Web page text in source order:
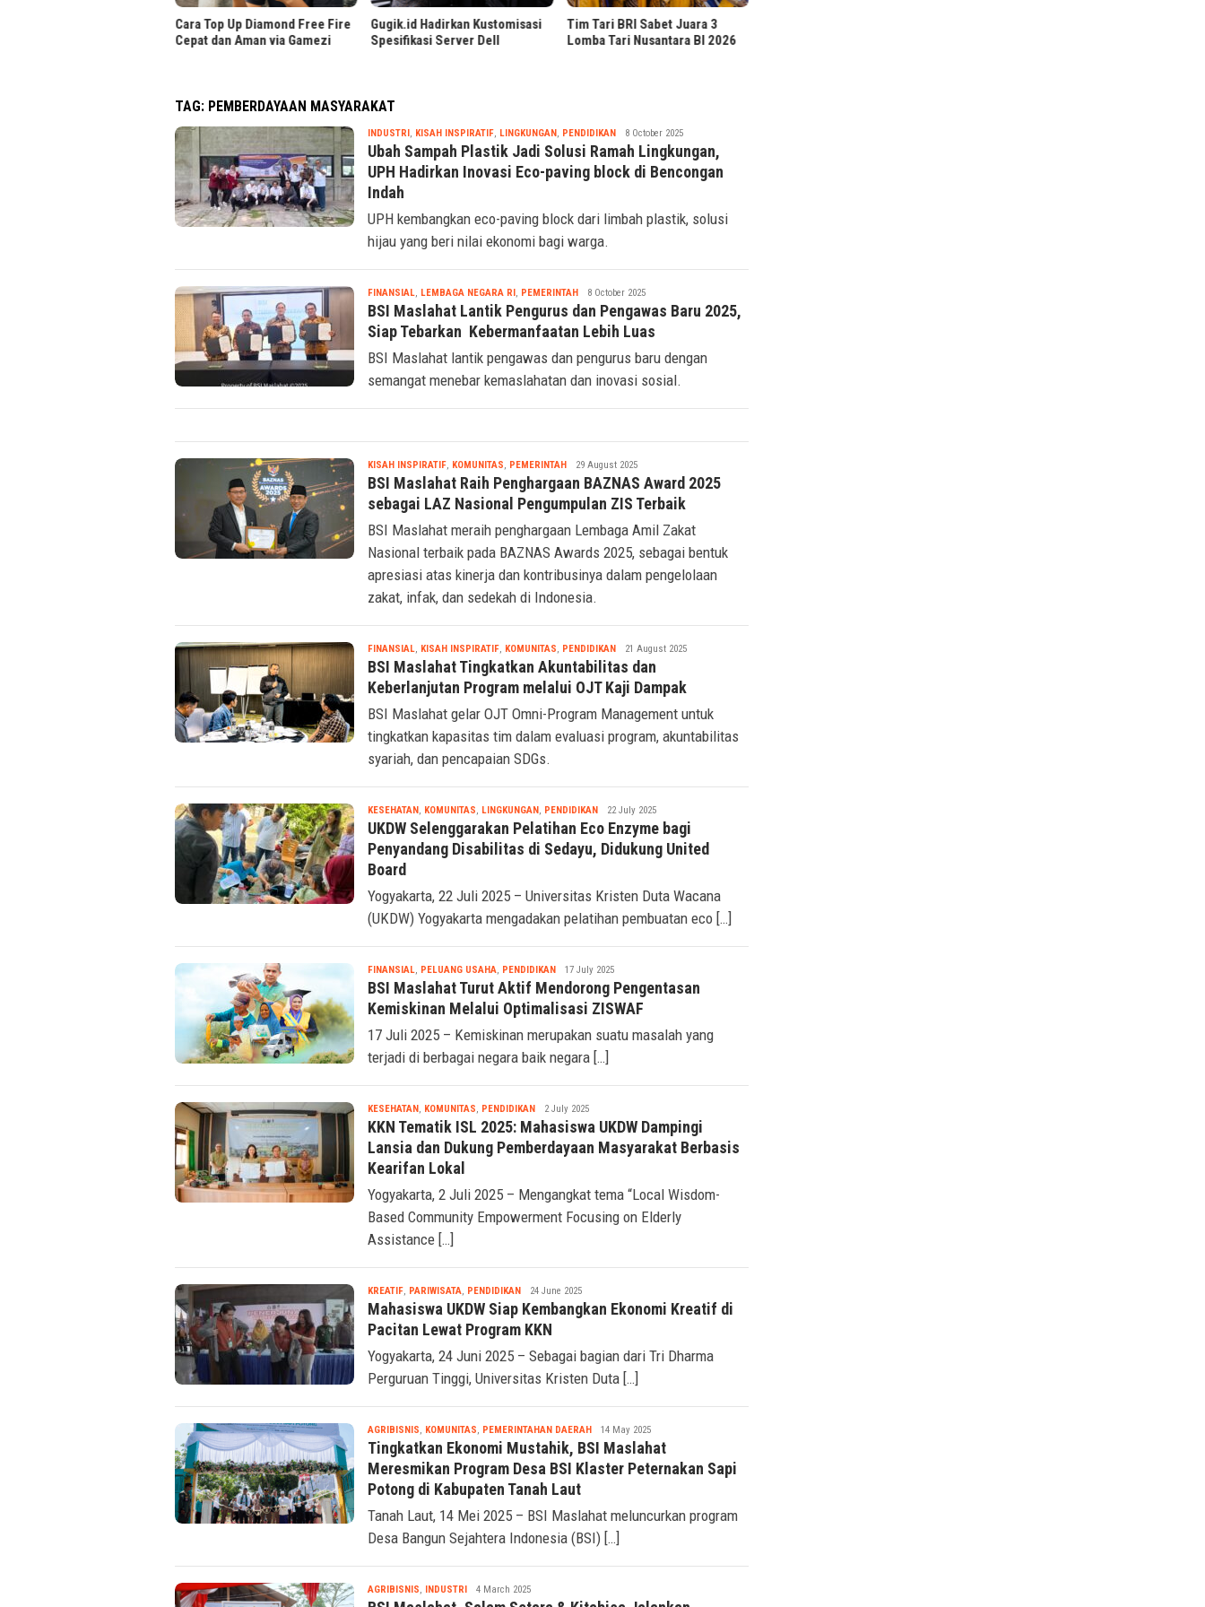
Gugik.id Hadirkan Kustomisasi
Spesifikasi Server Dell
Tim Tari BRI Sabet Juara 3
Lomba Tari Nusantara BI 2026
Tim Tari BRI Raih Juara 3
Lomba Tari Nusantara 2026
TAG: PEMBERDAYAAN MASYARAKAT
INDUSTRI , KISAH INSPIRATIF, LINGKUNGAN , PENDIDIKANTsaqif
Ridwan
8 October 2025
Ubah Sampah Plastik Jadi Solusi Ramah Lingkungan,
UPH Hadirkan Inovasi Eco-paving block di Bencongan
Indah
UPH kembangkan eco-paving block dari limbah plastik, solusi
hijau yang beri nilai ekonomi bagi warga.
FINANSIAL, LEMBAGA NEGARA RI , PEMERINTAHTsaqif
Ridwan
8 October 2025
BSI Maslahat Lantik Pengurus dan Pengawas Baru 2025,
Siap Tebarkan Kebermanfaatan Lebih Luas
BSI Maslahat lantik pengawas dan pengurus baru dengan
semangat menebar kemaslahatan dan inovasi sosial.
KISAH INSPIRATIF, KOMUNITAS, PEMERINTAHTsaqif
Ridwan
29 August 2025
BSI Maslahat Raih Penghargaan BAZNAS Award 2025
sebagai LAZ Nasional Pengumpulan ZIS Terbaik
BSI Maslahat meraih penghargaan Lembaga Amil Zakat
Nasional terbaik pada BAZNAS Awards 2025, sebagai bentuk
apresiasi atas kinerja dan kontribusinya dalam pengelolaan
zakat, infak, dan sedekah di Indonesia.
FINANSIAL, KISAH INSPIRATIF, KOMUNITAS, PENDIDIKANTsaqif
Ridwan
21 August 2025
BSI Maslahat Tingkatkan Akuntabilitas dan
Keberlanjutan Program melalui OJT Kaji Dampak
BSI Maslahat gelar OJT Omni-Program Management untuk
tingkatkan kapasitas tim dalam evaluasi program, akuntabilitas
syariah, dan pencapaian SDGs.
KESEHATAN , KOMUNITAS, LINGKUNGAN , PENDIDIKANTsaqif
Ridwan
22 July 2025
UKDW Selenggarakan Pelatihan Eco Enzyme bagi
Penyandang Disabilitas di Sedayu, Didukung United
Board
Yogyakarta, 22 Juli 2025 – Universitas Kristen Duta Wacana
(UKDW) Yogyakarta mengadakan pelatihan pembuatan eco […]
FINANSIAL, PELUANG USAHA, PENDIDIKANTsaqif
Ridwan
17 July 2025
BSI Maslahat Turut Aktif Mendorong Pengentasan
Kemiskinan Melalui Optimalisasi ZISWAF
17 Juli 2025 – Kemiskinan merupakan suatu masalah yang
terjadi di berbagai negara baik negara […]
KESEHATAN , KOMUNITAS, PENDIDIKANTsaqif
Ridwan
2 July 2025
KKN Tematik ISL 2025: Mahasiswa UKDW Dampingi
Lansia dan Dukung Pemberdayaan Masyarakat Berbasis
Kearifan Lokal
Yogyakarta, 2 Juli 2025 – Mengangkat tema “Local Wisdom-
Based Community Empowerment Focusing on Elderly
Assistance […]
KREATIF, PARIWISATA, PENDIDIKANTsaqif
Ridwan
24 June 2025
Mahasiswa UKDW Siap Kembangkan Ekonomi Kreatif di
Pacitan Lewat Program KKN
Yogyakarta, 24 Juni 2025 – Sebagai bagian dari Tri Dharma
Perguruan Tinggi, Universitas Kristen Duta […]
AGRIBISNIS, KOMUNITAS, PEMERINTAHAN DAERAHTsaqif
Ridwan
14 May 2025
Tingkatkan Ekonomi Mustahik, BSI Maslahat
Meresmikan Program Desa BSI Klaster Peternakan Sapi
Potong di Kabupaten Tanah Laut
Tanah Laut, 14 Mei 2025 – BSI Maslahat meluncurkan program
Desa Bangun Sejahtera Indonesia (BSI) […]
AGRIBISNIS, INDUSTRI Tsaqif
Ridwan
4 March 2025